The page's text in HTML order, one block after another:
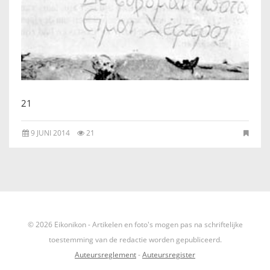
IKONEN, EEN INTRODUCTIE
OVER DE STICHTING
LEXIKON
EXPOSITIES
DOEN OF LATEN
21
9 JUNI 2014 21
© 2026 Eikonikon - Artikelen en foto's mogen pas na schriftelijke
toestemming van de redactie worden gepubliceerd.
Auteursreglement-Auteursregister